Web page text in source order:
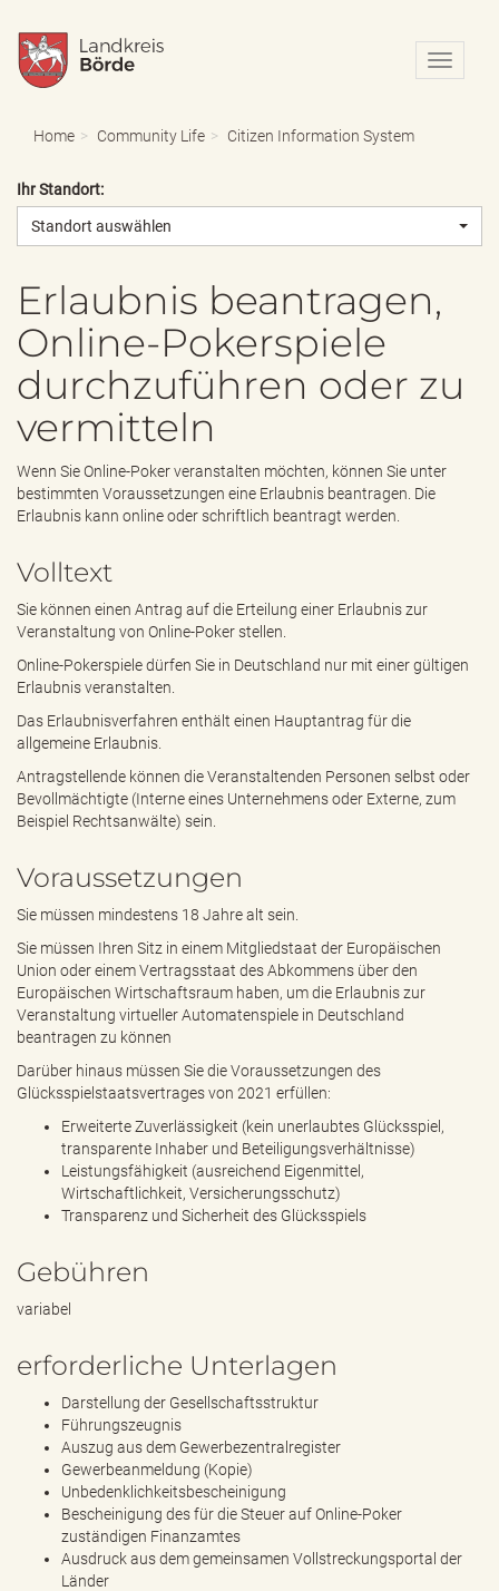
N
a
o
i
/
a
b
Home Community Life Citizen Information System
Ihr Standort:
Standort auswählen
Erlaubnis beantragen,
Online-Pokerspiele
durchzuführen oder zu
vermitteln
Wenn Sie Online-Poker veranstalten möchten, können Sie unter
bestimmten Voraussetzungen eine Erlaubnis beantragen. Die
Erlaubnis kann online oder schriftlich beantragt werden.
Volltext
Sie können einen Antrag auf die Erteilung einer Erlaubnis zur
Veranstaltung von Online-Poker stellen.
Online-Pokerspiele dürfen Sie in Deutschland nur mit einer gültigen
Erlaubnis veranstalten.
Das Erlaubnisverfahren enthält einen Hauptantrag für die
allgemeine Erlaubnis.
Antragstellende können die Veranstaltenden Personen selbst oder
Bevollmächtigte (Interne eines Unternehmens oder Externe, zum
Beispiel Rechtsanwälte) sein.
Voraussetzungen
Sie müssen mindestens 18 Jahre alt sein.
Sie müssen Ihren Sitz in einem Mitgliedstaat der Europäischen
Union oder einem Vertragsstaat des Abkommens über den
Europäischen Wirtschaftsraum haben, um die Erlaubnis zur
Veranstaltung virtueller Automatenspiele in Deutschland
beantragen zu können
Darüber hinaus müssen Sie die Voraussetzungen des
Glücksspielstaatsvertrages von 2021 erfüllen:
Erweiterte Zuverlässigkeit (kein unerlaubtes Glücksspiel,
transparente Inhaber und Beteiligungsverhältnisse)
Leistungsfähigkeit (ausreichend Eigenmittel,
Wirtschaftlichkeit, Versicherungsschutz)
Transparenz und Sicherheit des Glücksspiels
Gebühren
variabel
erforderliche Unterlagen
Darstellung der Gesellschaftsstruktur
Führungszeugnis
Auszug aus dem Gewerbezentralregister
Gewerbeanmeldung (Kopie)
Unbedenklichkeitsbescheinigung
Bescheinigung des für die Steuer auf Online-Poker
zuständigen Finanzamtes
Ausdruck aus dem gemeinsamen Vollstreckungsportal der
Länder